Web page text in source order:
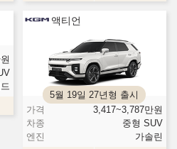
액티언
5월 19일 27년형 출시
가격
3,417~3,787만원
차종
중형 SUV
엔진
가솔린